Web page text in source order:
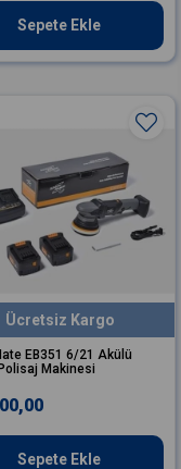
Sepete Ekle
EB351 6/21 Akülü
Makinesi
Sepete Ekle
Ücretsiz Kargo